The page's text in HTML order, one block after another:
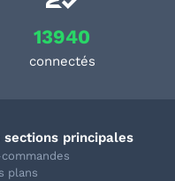
13940
connectés
sections principales
plans